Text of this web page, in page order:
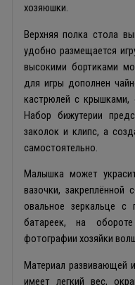
хозяюшки.
Верхняя полка стола
удобно размещается
высокими бортиками
для игры дополнен
кастрюлей с крышками,
Набор бижутерии
заколок и клипс, а
самостоятельно.
Малышка может
вазочки, закреплённой
овальное зеркальце
батареек, на
фотографии хозяйки
Материал развивающей
имеет легкий вес,